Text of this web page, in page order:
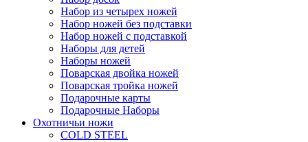
Набор из четырех ножей
Набор ножей без подставки
Набор ножей с подставкой
Наборы для детей
Наборы ножей
Поварская двойка ножей
Поварская тройка ножей
Подарочные карты
Подарочные Наборы
Охотничьи ножи
COLD STEEL